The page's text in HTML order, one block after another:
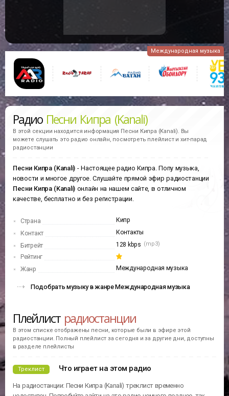
Международная музыка
Радио Песни Кипра (Kanali)
В этой секции находится информация Песни Кипра (Kanali). Вы
можете слушать это радио онлайн, посмотреть плейлист и хит-парад
радиостанции
Песни Кипра (Kanali) - Настоящее радио Кипра. Попу музыка,
новости и многое другое. Слушайте прямой эфир радиостанции
Песни Кипра (Kanali) онлайн на нашем сайте, в отличном
качестве, бесплатно и без регистрации.
Страна
Кипр
Контакт
Контакты
Битрейт
128 kbps (mp3)
Рейтинг
Жанр
Международная музыка
Подобрать музыку в жанре Международная музыка
Плейлист радиостанции
В этом списке отображены песни, которые были в эфире этой
радиостанции. Полный плейлист за сегодня и за другие дни, доступны
в разделе плейлисты
Треклист Что играет на этом радио
На радиостанции: Песни Кипра (Kanali) треклист временно